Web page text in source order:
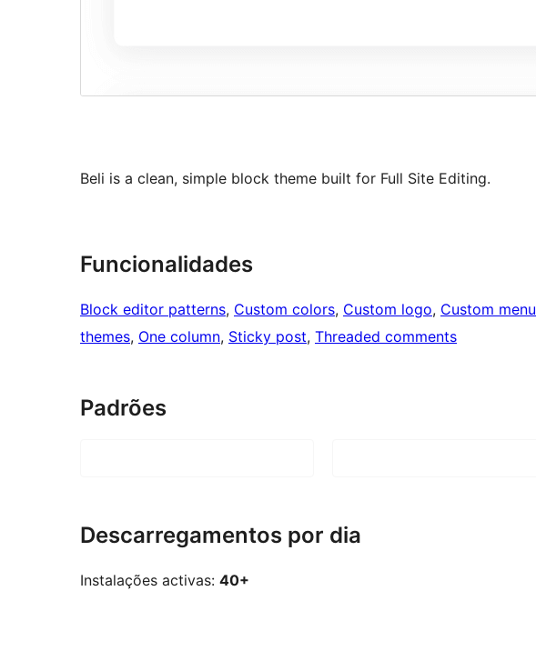
Beli is a clean, simple block theme built for Full Site Editing.
Funcionalidades
Block editor patterns, Custom colors, Custom logo, Custom menu
themes, One column, Sticky post, Threaded comments
Padrões
Descarregamentos por dia
Instalações activas: 40+